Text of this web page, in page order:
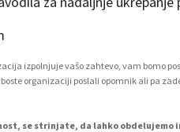
izpolnjuje vašo zahtevo, vam bomo
organizaciji poslali opomnik ali pa
se strinjate, da lahko obdelujemo